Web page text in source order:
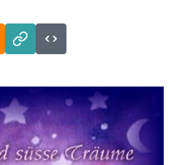
Download
Link
Code